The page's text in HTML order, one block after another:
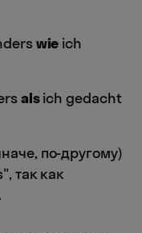
wie ich
alsich gedacht
по-другому)
так как